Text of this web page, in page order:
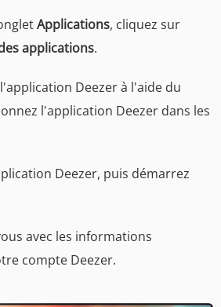
Applications, cliquez sur
applications.
Deezer à l'aide du
l'application Deezer dans les
Deezer, puis démarrez
avec les informations
compte Deezer.